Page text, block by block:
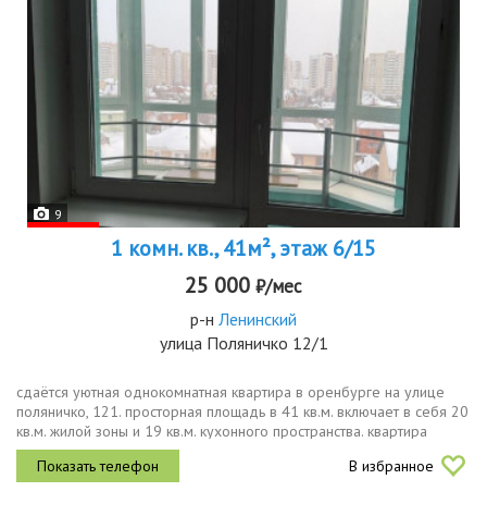
9
1 комн. кв., 41м², этаж 6/15
25 000 ₽/мес
р-н Ленинский
улица Поляничко 12/1
сдаётся уютная однокомнатная квартира в оренбурге на улице
поляничко, 121. просторная площадь в 41 кв.м. включает в себя 20
кв.м. жилой зоны и 19 кв.м. кухонного пространства. квартира
расположена на 6 этаже 15этажного панельного дома, который
был...
В избранное